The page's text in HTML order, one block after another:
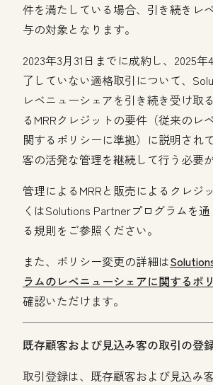
件を満たしている場合、引き続きレ
与の対象となります。
2023年3月31日までに成約し、2025
了していない適格取引について、
レベニューシェアを引き続き受け取
るMRRクレジットの要件（従来のレ
関するポリシーに準拠）に説明され
客の活発な管理を継続して行う必要
管理によるMRRと販売によるクレジ
くはSolutions Partnerプログラムを
る規則をご参照ください。
また、ポリシー変更の詳細は
ラムのレベニューシェアに関するポ
確認いただけます。
既存顧客および見込み客の取引の登
取引登録は、既存顧客および見込み